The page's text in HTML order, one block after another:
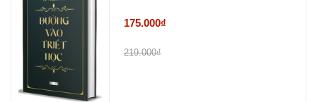
175.000₫
219.000₫